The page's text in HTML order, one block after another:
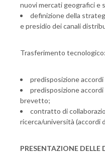
nuovi mercati geografici e
definizione della
e presidio dei canali
Trasferimento tecnologico:
predisposizione
predisposizione
brevetto;
contratto di
ricerca/università (accordi
PRESENTAZIONE